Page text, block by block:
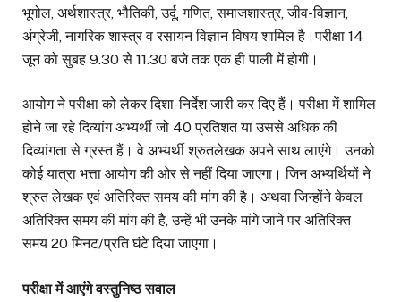
भूगोल, अर्थशास्त्र, भौतिकी, उर्दू, गणित, समाजशास्त्र, जीव-विज्ञान,
अंग्रेजी, नागरिक शास्त्र व रसायन विज्ञान विषय शामिल है।परीक्षा 14
जून को सुबह 9.30 से 11.30 बजे तक एक ही पाली में होगी।
आयोग ने परीक्षा को लेकर दिशा-निर्देश जारी कर दिए हैं। परीक्षा में शामिल
होने जा रहे दिव्यांग अभ्यर्थी जो 40 प्रतिशत या उससे अधिक की
दिव्यांगता से ग्रस्त हैं। वे अभ्यर्थी श्रुतलेखक अपने साथ लाएंगे। उनको
कोई यात्रा भत्ता आयोग की ओर से नहीं दिया जाएगा। जिन अभ्यर्थियों ने
श्रुत लेखक एवं अतिरिक्त समय की मांग की है। अथवा जिन्होंने केवल
अतिरिक्त समय की मांग की है, उन्हें भी उनके मांगे जाने पर अतिरिक्त
समय 20 मिनट/प्रति घंटे दिया जाएगा।
परीक्षा में आएंगे वस्तुनिष्ठ सवाल